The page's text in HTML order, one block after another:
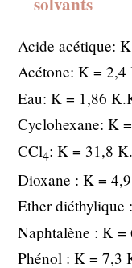
Acide acétique:
Acétone: K =
Eau: K = 1,86
Cyclohexane: K
CCl4: K = 31,8
Dioxane : K =
Ether
Naphtalène : K
Phénol : K = 7,3